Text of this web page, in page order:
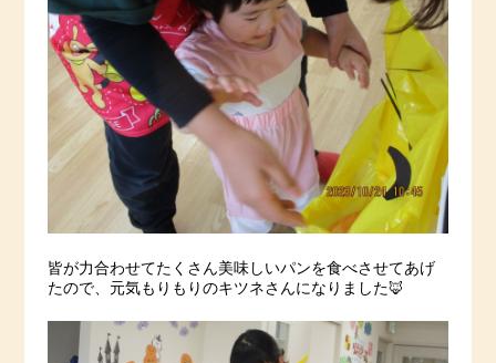
皆が力合わせてたくさん美味しいパンを食べさせてあげ
たので、元気もりもりのキツネさんになりました🦊